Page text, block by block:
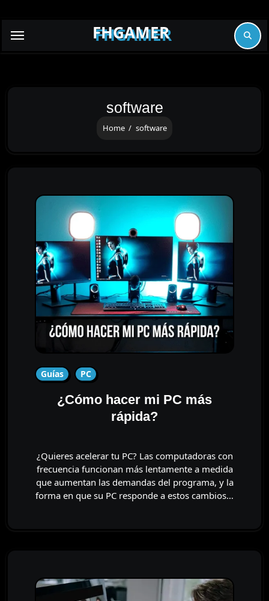
FHGAMER
software
Home software
Guías PC
¿Cómo hacer mi PC más
rápida?
¿Quieres acelerar tu PC? Las computadoras con
frecuencia funcionan más lentamente a medida
que aumentan las demandas del programa, y ​​la
forma en que su PC responde a estos cambios…